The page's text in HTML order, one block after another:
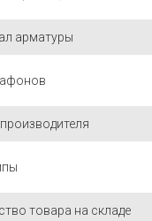
арматуры
товара на складе